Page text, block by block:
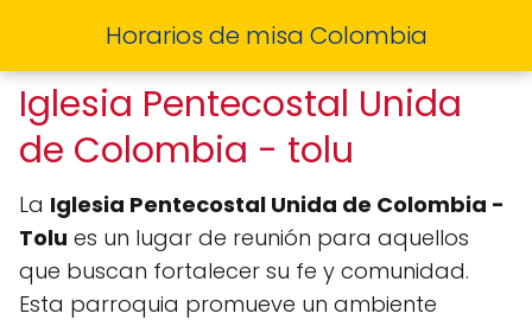
Horarios de misa Colombia
Iglesia Pentecostal Unida
de Colombia - tolu
La Iglesia Pentecostal Unida de Colombia -
Tolu es un lugar de reunión para aquellos
que buscan fortalecer su fe y comunidad.
Esta parroquia promueve un ambiente